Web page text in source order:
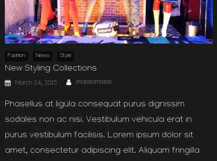
Fashion News Style
New Styling Collections
Posted
on
March 24, 2015 Author
shabdamdesk
Phasellus at ligula consequat purus dignissim
sodales non ac nisi. Vestibulum vehicula erat in
purus vestibulum facilisis. Lorem ipsum dolor sit
amet, consectetur adipiscing elit. Aliquam fringilla